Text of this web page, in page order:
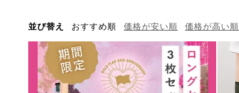
並び替え おすすめ順 価格が安い順 価格が高い順